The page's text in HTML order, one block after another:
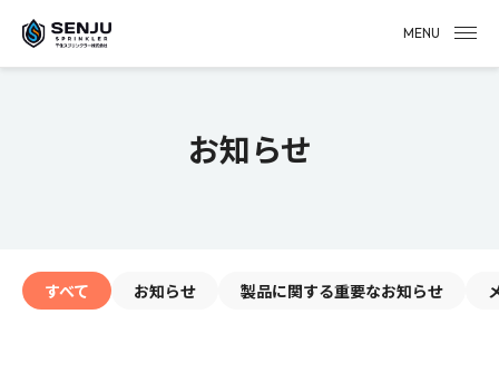
MENU
お知らせ
すべて お知らせ 製品に関する重要なお知らせ